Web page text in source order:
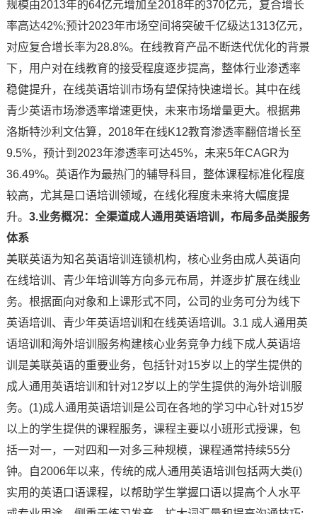
规模由2013年的64亿元增加至2018年的370亿元，复合增长
率高达42%;预计2023年市场空间将突破千亿级达1313亿元，
对应复合增长率为28.8%。在线教育产品不断迭代优化的背景
下，用户对在线教育的接受程度逐步提高，整体行业渗透率
稳健提升，在线英语培训市场有望保持快速增长。其中在线
青少英语市场渗透率增速更快，未来市场增量更大。根据弗
洛斯特沙利文估算，2018年在线K12教育渗透率翻倍增长至
9.5%，预计到2023年渗透率可达45%，未来5年CAGR为
36.49%。英语作为最热门的辅导科目，整体课程标准化程度
较高，尤其是口语培训领域，在线化程度未来将大幅度提
升。 3.业务概况：全渠道成人通用英语培训，布局多品类服务
体系
美联英语为知名英语培训连锁机构，核心业务由成人英语向
在线培训、青少年培训等方向多元布局，并逐步扩展在线业
务。根据面向对象和上课形式不同，公司的业务可分为线下
英语培训、青少年英语培训和在线英语培训。3.1 成人通用英
语培训和海外培训服务构建核心业务竞争力线下成人英语培
训是美联英语的重要业务，包括针对15岁以上的学生提供的
成人通用英语培训和针对12岁以上的学生提供的海外培训服
务。(1)成人通用英语培训是公司在各地的学习中心针对15岁
以上的学生提供的课程服务，课程主要以小班形式授课，包
括一对一，一对四和一对多三种规模，课程通常持续55分
钟。自2006年以来，传统的成人通用英语培训包括两大类(i)
实用的英语口语课程，以帮助学生掌握口语以提高个人水平